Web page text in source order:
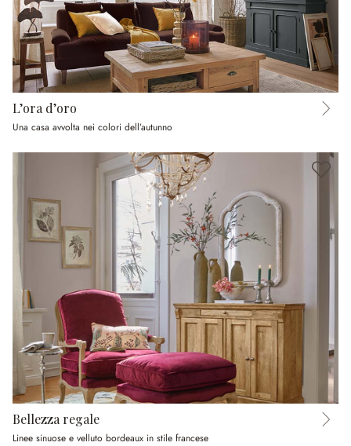
L’ora d’oro
Una casa avvolta nei colori dell’autunno
Bellezza regale
Linee sinuose e velluto bordeaux in stile francese